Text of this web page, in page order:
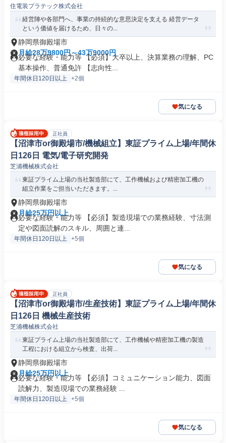
住電装プラテック株式会社
経営陣や各部門へ、事業の持続的な意思決定を支える 経営データ
という価値を届けるため、日々の...
静岡県御殿場市
月給28万9800円～43万9000円
必要な経験・能力等 【必須】大卒以上、決算業務の理解、PC
基本操作、普通免許 【志向性...
年間休日120日以上 +2個
気になる
正社員
【沼津市or御殿場市/機械組立】東証プライム上場/年間休
日126日 電気/電子研究開発
芝浦機械株式会社
東証プライム上場の当社製造部にて、工作機械および精密加工機の
組立作業をご担当いただきます。...
静岡県御殿場市
月給25万円以上
必要な経験・能力等 【必須】製造現場での業務経験、寸法測
定や図面読解のスキル、周囲と連...
年間休日120日以上 +5個
気になる
正社員
【沼津市or御殿場市/生産技術】東証プライム上場/年間休
日126日 機械生産技術
芝浦機械株式会社
東証プライム上場の当社製造部にて、工作機械や精密加工機の製造
工程における組立から検査、出荷...
静岡県御殿場市
月給25万円以上
必要な経験・能力等 【必須】コミュニケーション能力、図面
読解力、製造現場での業務経験 ...
年間休日120日以上 +5個
気になる